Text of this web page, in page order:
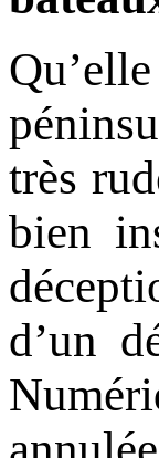
très
bien
d’un